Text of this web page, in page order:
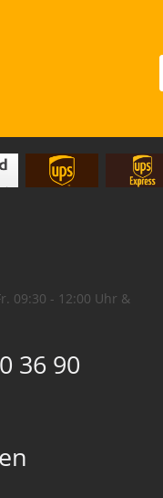
09:30 - 12:00 Uhr &
36 90